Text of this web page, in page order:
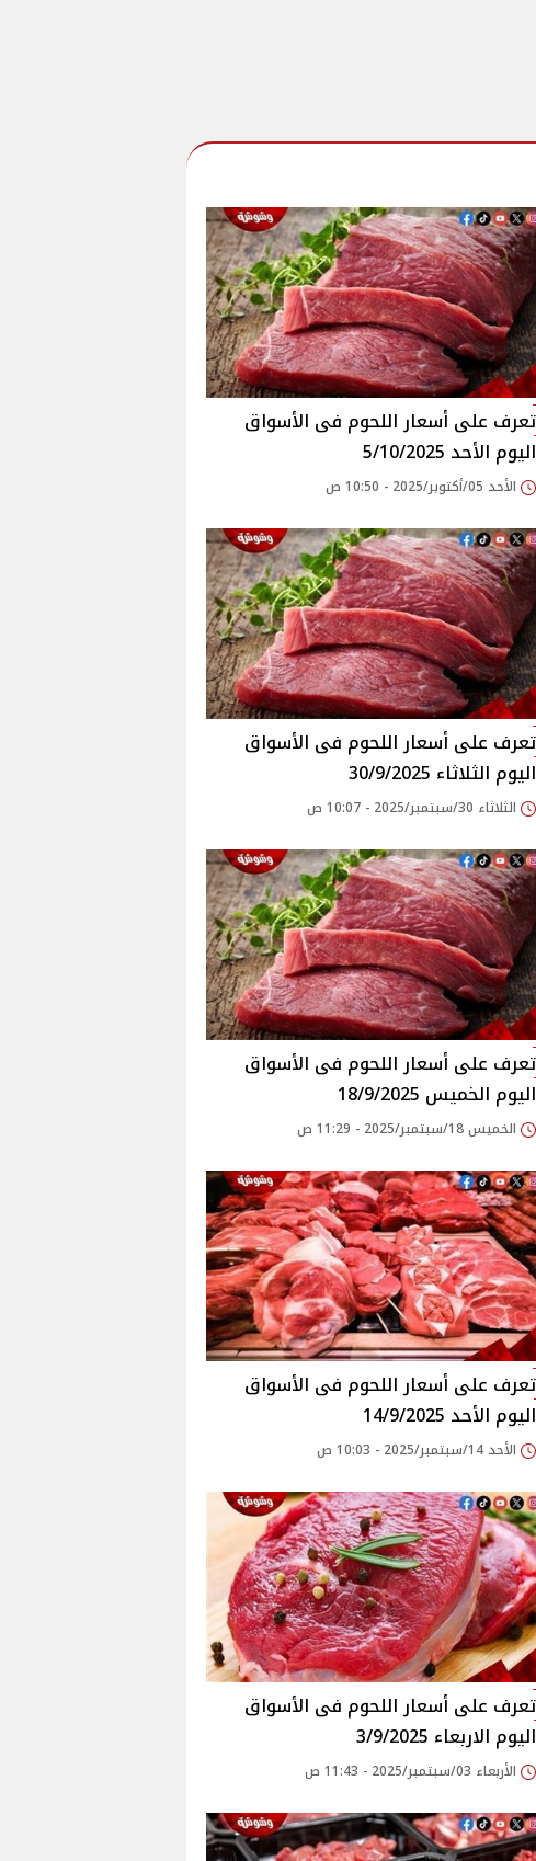
اليوم الأحد 5/10/2025
الأحد 05/أكتوبر/2025 - 10:50 ص
اليوم الثلاثاء 30/9/2025
الثلاثاء 30/سبتمبر/2025 - 10:07 ص
اليوم الخميس 18/9/2025
الخميس 18/سبتمبر/2025 - 11:29 ص
اليوم الأحد 14/9/2025
الأحد 14/سبتمبر/2025 - 10:03 ص
اليوم الاربعاء 3/9/2025
الأربعاء 03/سبتمبر/2025 - 11:43 ص